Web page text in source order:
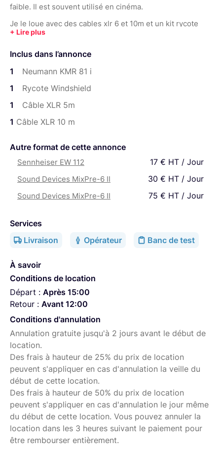
faible. Il est souvent utilisé en cinéma.
Je le loue avec des cables xlr 6 et 10m et un kit rycote
windshield .
micros et perche, casque audio et tous les accessoires
nécessaires pour 80e hors taxe ici :
Que vous pouvez completer avec :
Différents micros: Couple stereo MS Sennheiser
MKH8060/ Ambient ATE 308, Sennheiser MKH
8050, couple stereo cardioïde Line audio CM4 (x2)
1 HF Sennheiser G4 EW 500
2 HF Sennheiser G3 EW 100 avec ME2
servir comme retour audio + timecode et
enregistreur indépendant)
Boitiers de timecode Deity TC-1
Micros main sans fil Sennheiser SKM 300 G4
Ceci est mon matériel secondaire, si vous avez besoin
gauthierhammer.wixsite.com
Inclus dans l’annonce
1
Neumann KMR 81 i
1
Rycote Windshield
1
Câble XLR 5m
1 Câble XLR 10 m
Autre format de cette annonce
Sennheiser EW 112 17 € HT / Jour
Sound Devices MixPre-6 II 30 € HT / Jour
Sound Devices MixPre-6 II 75 € HT / Jour
Services
Livraison
Opérateur Banc de test
À savoir
Conditions de location
Départ : Après 15:00
Retour : Avant 12:00
Conditions d'annulation
Annulation gratuite jusqu'à 2 jours avant le début de
location.
Des frais à hauteur de 25% du prix de location
peuvent s'appliquer en cas d'annulation la veille du
début de cette location.
Des frais à hauteur de 50% du prix de location
peuvent s'appliquer en cas d'annulation le jour même
du début de cette location. Vous pouvez annuler la
location dans les 3 heures suivant le paiement pour
être rembourser entièrement.